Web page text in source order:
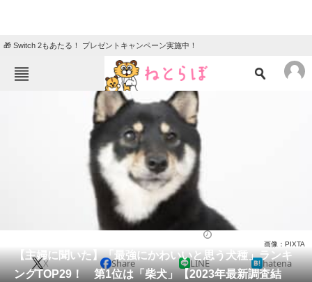
🎁 Switch 2もあたる！ プレゼントキャンペーン実施中！
ねとらぼメニュー
ニュース
クイズ
地域
教育・育児
会員記事
【主婦に聞いた】「最強にかわいいと思う犬種」ランキ
ングTOP29！ 第1位は「柴犬」【2023年最新調査結
画像：PIXTA
X Share LINE hatena